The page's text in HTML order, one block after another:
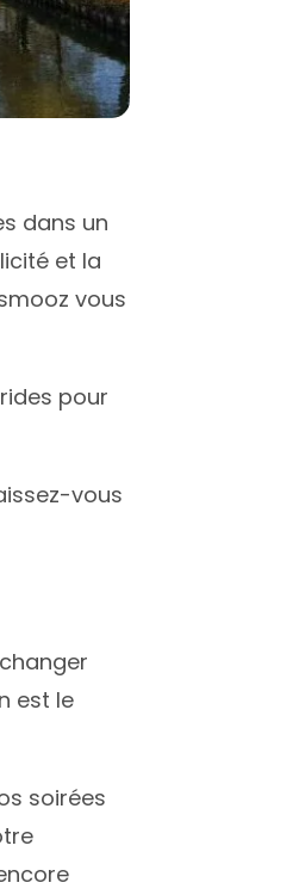
dans un
et la
vous
pour
vous
est le
soirées